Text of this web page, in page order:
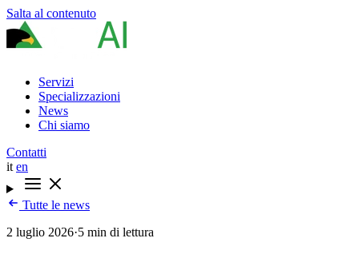
Salta al contenuto
Servizi
Specializzazioni
News
Chi siamo
Contatti
it en
Tutte le news
2 luglio 2026·5 min di lettura